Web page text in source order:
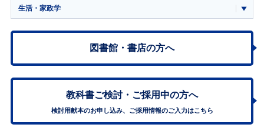
生活・家政学
図書館・書店の方へ
教科書ご検討・ ご採用中の方へ
検討用献本のお申し込み、ご採用情報のご入力はこちら